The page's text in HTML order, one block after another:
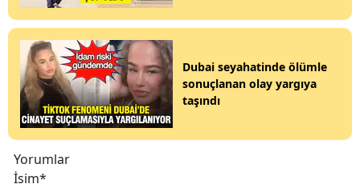
Dubai seyahatinde ölümle
sonuçlanan olay yargıya
taşındı
Yorumlar
İsim*